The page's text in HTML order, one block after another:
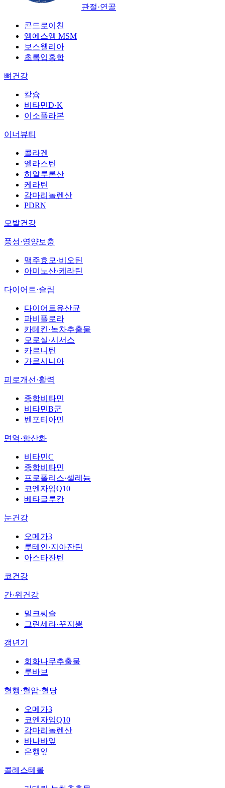
관절·연골
콘드로이친
엠에스엠 MSM
보스웰리아
초록입홍합
뼈건강
칼슘
비타민D·K
이소플라본
이너뷰티
콜라겐
엘라스틴
히알루론산
케라틴
감마리놀렌산
PDRN
모발건강
풍성·영양보충
맥주효모·비오틴
아미노산·케라틴
다이어트·슬림
다이어트유산균
파비플로라
카테킨·녹차추출물
모로실·시서스
카르니틴
가르시니아
피로개선·활력
종합비타민
비타민B군
벤포티아민
면역·항산화
비타민C
종합비타민
프로폴리스·셀레늄
코엔자임Q10
베타글루칸
눈건강
오메가3
루테인·지아잔틴
아스타잔틴
코건강
간·위건강
밀크씨슬
그린세라·꾸지뽕
갱년기
회화나무추출물
루바브
혈행·혈압·혈당
오메가3
코엔자임Q10
감마리놀렌산
바나바잎
은행잎
콜레스테롤